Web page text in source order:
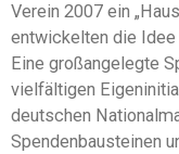
Verein 2007 ein
entwickelten die Idee
Eine großangelegte
vielfältigen
deutschen
Spendenbausteinen